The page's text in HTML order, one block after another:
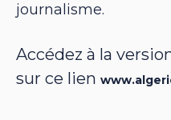
journalisme.
Accédez à la
sur ce lien